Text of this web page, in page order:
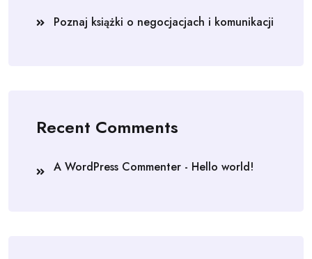
Poznaj książki o negocjacjach i komunikacji
Recent Comments
A WordPress Commenter - Hello world!